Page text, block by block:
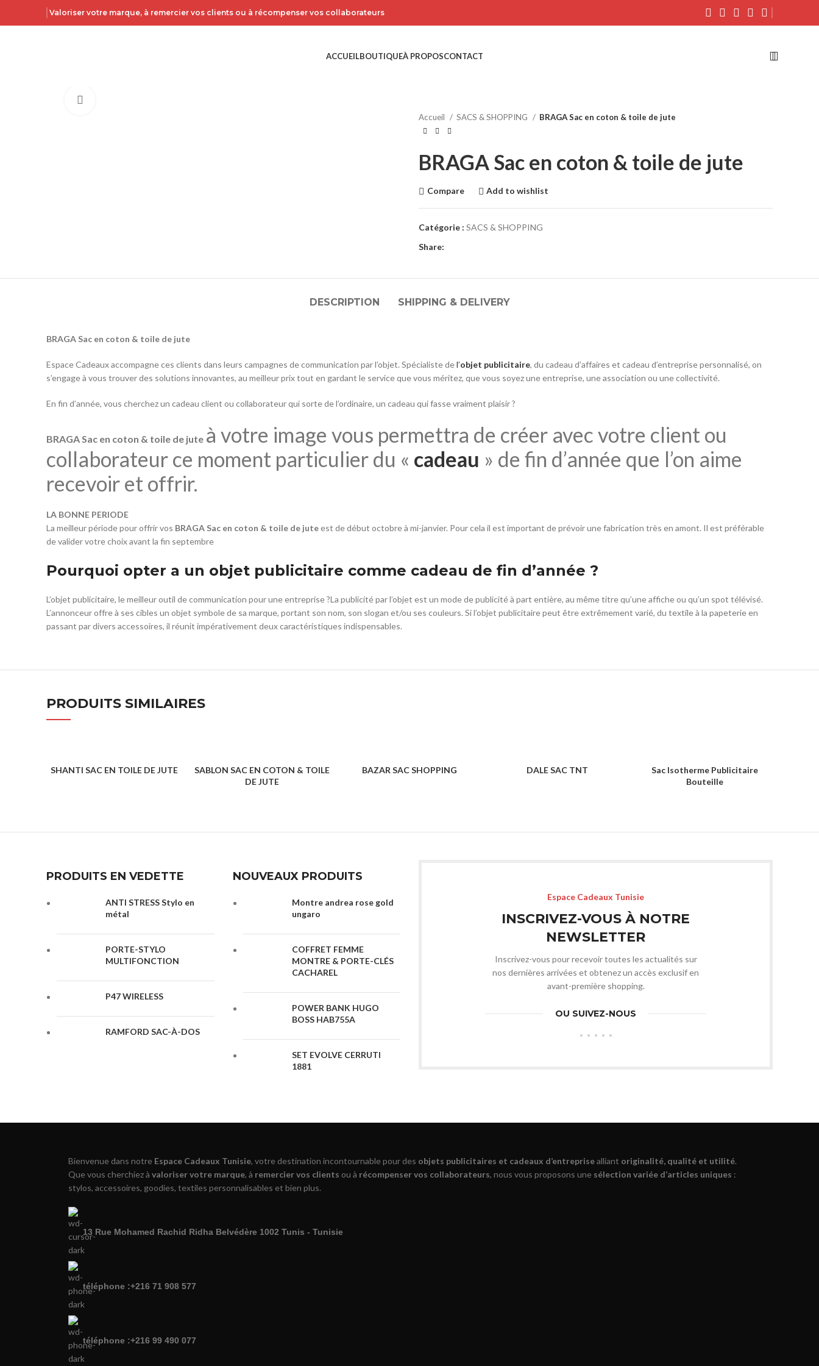
Valoriser votre marque, à remercier vos clients ou à récompenser vos collaborateurs
ACCUEILBOUTIQUEÀ PROPOSCONTACT
Accueil
SACS & SHOPPING BRAGA Sac en coton & toile de jute
BRAGA Sac en coton & toile de jute
Compare Add to wishlist
Catégorie : SACS & SHOPPING
Share:
DESCRIPTION SHIPPING & DELIVERY
BRAGA Sac en coton & toile de jute
Espace Cadeaux accompagne ces clients dans leurs campagnes de communication par l’objet. Spécialiste del’objet publicitaire, du cadeau d’affaires et cadeau d’entreprise personnalisé, on
s’engage à vous trouver des solutions innovantes, au meilleur prix tout en gardant le service que vous méritez, que vous soyez une entreprise, une association ou une collectivité.
En fin d’année, vous cherchez un cadeau client ou collaborateur qui sorte de l’ordinaire, un cadeau qui fasse vraiment plaisir ?
BRAGA Sac en coton & toile de jute à votre image vous permettra de créer avec votre client ou
collaborateur ce moment particulier du « cadeau » de fin d’année que l’on aime
recevoir et offrir.
LA BONNE PERIODE
La meilleur période pour offrir vos BRAGA Sac en coton & toile de juteest de début octobre à mi-janvier. Pour cela il est important de prévoir une fabrication très en amont. Il est préférable
de valider votre choix avant la fin septembre
Pourquoi opter a un objet publicitaire comme cadeau de fin d’année ?
L’objet publicitaire, le meilleur outil de communication pour une entreprise ?La publicité par l’objet est un mode de publicité à part entière, au même titre qu’une affiche ou qu’un spot télévisé.
L’annonceur offre à ses cibles un objet symbole de sa marque, portant son nom, son slogan et/ou ses couleurs. Si l’objet publicitaire peut être extrêmement varié, du textile à la papeterie en
passant par divers accessoires, il réunit impérativement deux caractéristiques indispensables.
PRODUITS SIMILAIRES
SHANTI SAC EN TOILE DE JUTE
SABLON SAC EN COTON & TOILE
DE JUTE
BAZAR SAC SHOPPING DALE SAC TNT
Sac Isotherme Publicitaire
Bouteille
PRODUITS EN VEDETTE
ANTI STRESS Stylo en
métal
PORTE-STYLO
MULTIFONCTION
P47 WIRELESS
RAMFORD SAC-À-DOS
NOUVEAUX PRODUITS
Montre andrea rose gold
ungaro
COFFRET FEMME
MONTRE & PORTE-CLÉS
CACHAREL
POWER BANK HUGO
BOSS HAB755A
SET EVOLVE CERRUTI
1881
Espace Cadeaux Tunisie
INSCRIVEZ-VOUS À NOTRE
NEWSLETTER
Inscrivez-vous pour recevoir toutes les actualités sur
nos dernières arrivées et obtenez un accès exclusif en
avant-première shopping.
OU SUIVEZ-NOUS
Bienvenue dans notre Espace Cadeaux Tunisie, votre destination incontournable pour des objets publicitaires et cadeaux d’entreprisealliant originalité, qualité et utilité.
Que vous cherchiez à valoriser votre marque, à remercier vos clients ou à récompenser vos collaborateurs, nous vous proposons une sélection variée d’articles uniques :
stylos, accessoires, goodies, textiles personnalisables et bien plus.
13 Rue Mohamed Rachid Ridha Belvédère 1002 Tunis - Tunisie
téléphone :+216 71 908 577
téléphone :+216 99 490 077